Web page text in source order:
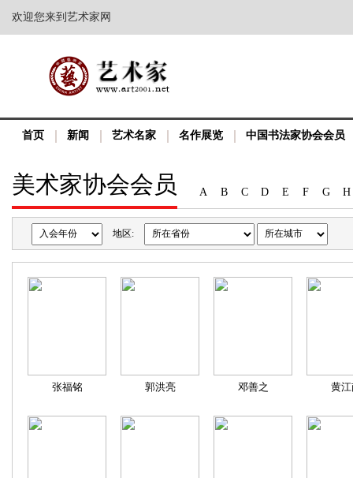
欢迎您来到艺术家网
首页 新闻 艺术名家 名作展览 中国书法家协会会员
美术家协会会员 A B C D E F G H
地区:
张福铭 郭洪亮 邓善之 黄江